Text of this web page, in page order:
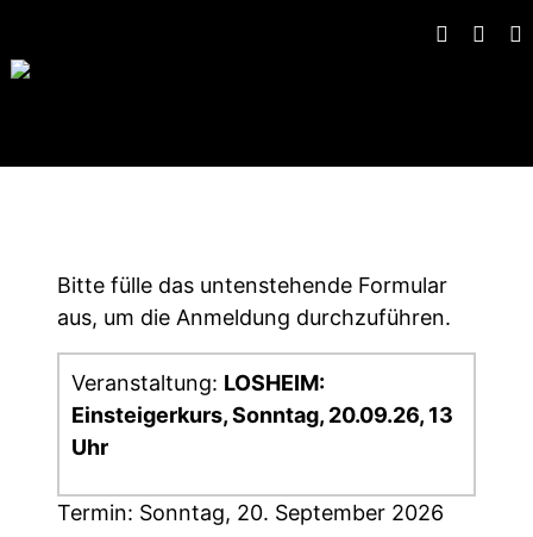
Bitte fülle das untenstehende Formular
aus, um die Anmeldung durchzuführen.
Veranstaltung: LOSHEIM:
Einsteigerkurs, Sonntag, 20.09.26, 13
Uhr
Termin: Sonntag, 20. September 2026